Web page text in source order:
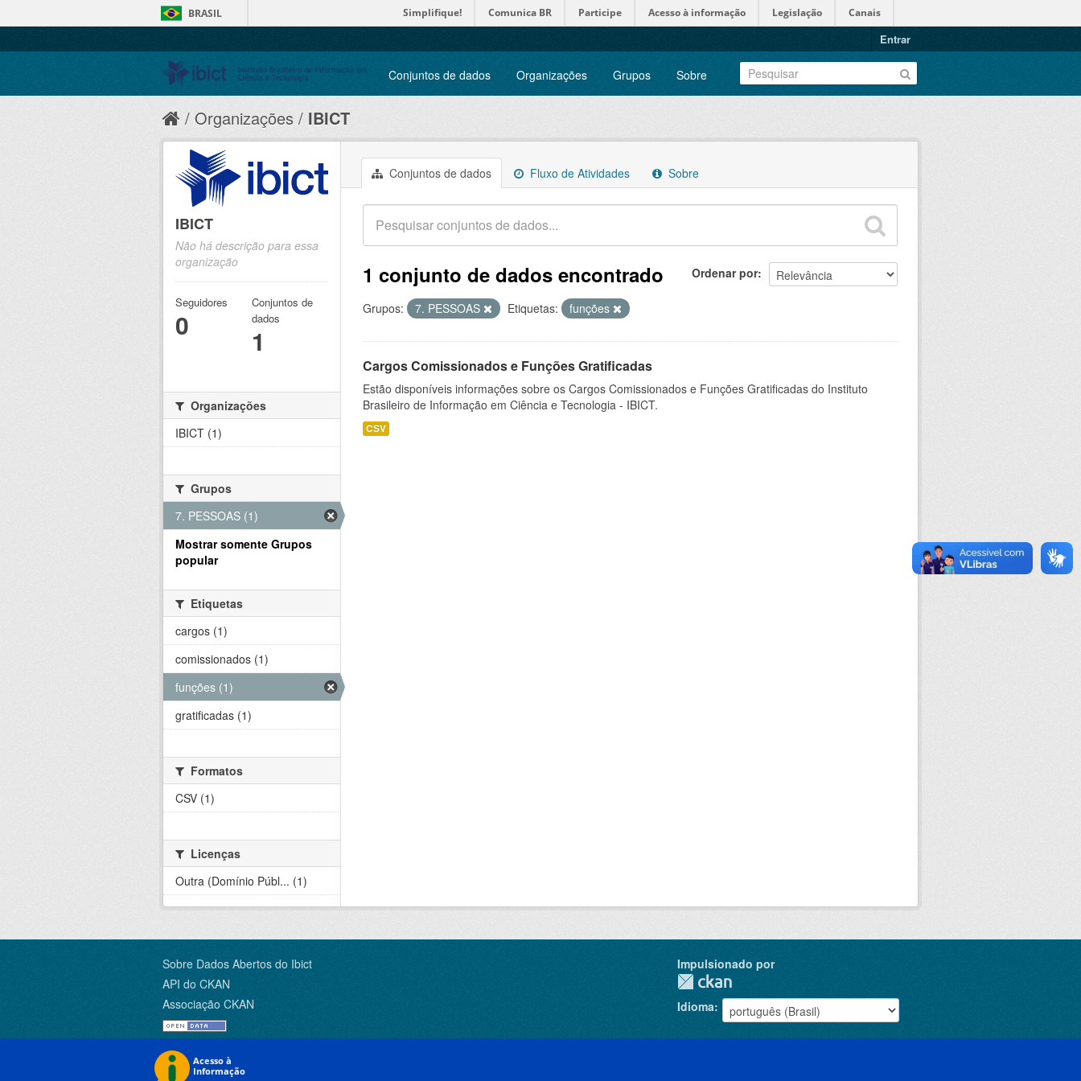
BRASIL Simplifique! Comunica BR Participe Acesso à informação Legislação Canais
Entrar
Conjuntos de dados Organizações Grupos Sobre
Organizações IBICT
Conjuntos de dados Fluxo de Atividades Sobre
Ordenar por
1 conjunto de dados encontrado
Grupos: 7. PESSOAS Etiquetas: funções
Cargos Comissionados e Funções Gratificadas
Estão disponíveis informações sobre os Cargos Comissionados e Funções Gratificadas do Instituto
Brasileiro de Informação em Ciência e Tecnologia - IBICT.
CSV
IBICT
Não há descrição para essa
organização
Seguidores
0
Conjuntos de
dados
1
Organizações
IBICT (1)
Grupos
7. PESSOAS (1)
Mostrar somente Grupos
popular
Etiquetas
cargos (1)
comissionados (1)
funções (1)
gratificadas (1)
Formatos
CSV (1)
Licenças
Outra (Domínio Públ... (1)
Sobre Dados Abertos do Ibict
API do CKAN
Associação CKAN
Impulsionado por
Idioma